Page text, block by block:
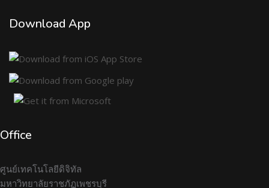
Download App
Office
ศูนย์เทคโนโลยีดิจิทัล
มหาวิทยาลัยราชภัฏเพชรบุรี